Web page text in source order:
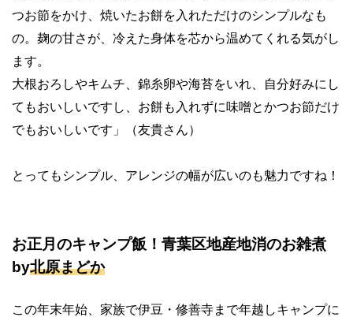
つお節をかけ、焼いたお餅を入れただけのシンプルなも
の。麹の甘さが、冷えた身体を芯から温めてくれる気がし
ます。
大根おろしやキムチ、錦糸卵や海苔をいれ、自分好みにし
てもおいしいですし、お餅も入れずに味噌とかつお節だけ
でもおいしいです」（友貴さん）
とってもシンプル、アレンジの幅が広いのも魅力ですね！
お正月のキャンプ飯！青葉区地産地消のお雑煮
by北原まどか
この年末年始、家族で伊豆・修善寺まで年越しキャンプに